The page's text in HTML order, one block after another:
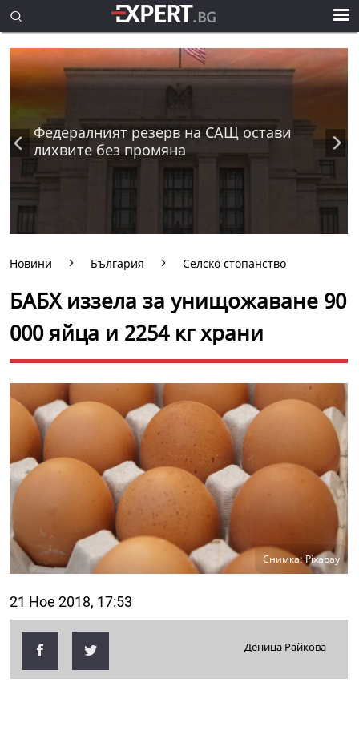
Федералният резерв на САЩ остави
лихвите без промяна
Новини България Селско стопанство
БАБХ иззела за унищожаване 90
000 яйца и 2254 кг храни
Снимка: Pixabay
21 Ное 2018, 17:53
Деница Райкова